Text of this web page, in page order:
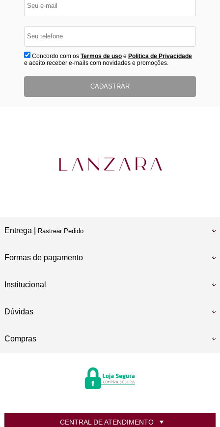
Concordo com os Termos de usoe Politica de Privacidade
e aceito receber e-mails com novidades e promoções.
CADASTRAR
Entrega | Rastrear Pedido
Formas de pagamento
Institucional
Dúvidas
Compras
CENTRAL DE ATENDIMENTO